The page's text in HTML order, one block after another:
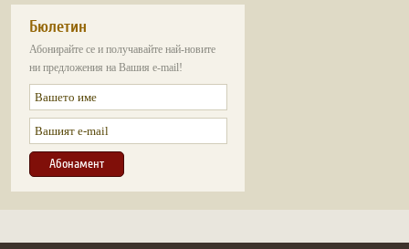
Бюлетин
Абонирайте се и получавайте най-новите
ни предложения на Вашия e-mail!